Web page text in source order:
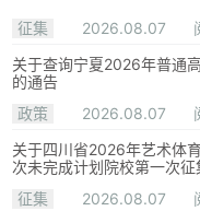
征集 2026.08.07
关于查询宁夏2026年普通
的通告
政策
2026.08.07
关于四川省2026年艺术体
次未完成计划院校第一次
征集
2026.08.07